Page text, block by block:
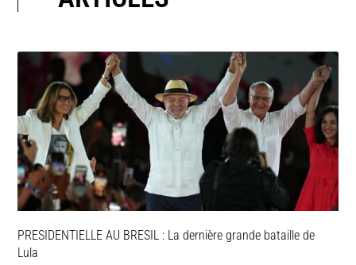
PRESIDENTIELLE AU BRESIL : La dernière grande bataille de
Lula